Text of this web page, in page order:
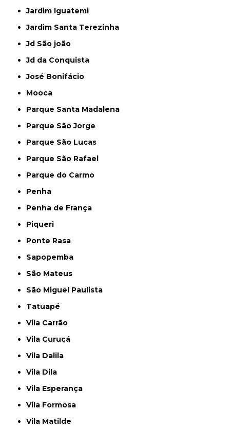
Jardim Iguatemi
Jardim Santa Terezinha
Jd São joão
Jd da Conquista
José Bonifácio
Mooca
Parque Santa Madalena
Parque São Jorge
Parque São Lucas
Parque São Rafael
Parque do Carmo
Penha
Penha de França
Piqueri
Ponte Rasa
Sapopemba
São Mateus
São Miguel Paulista
Tatuapé
Vila Carrão
Vila Curuçá
Vila Dalila
Vila Dila
Vila Esperança
Vila Formosa
Vila Matilde